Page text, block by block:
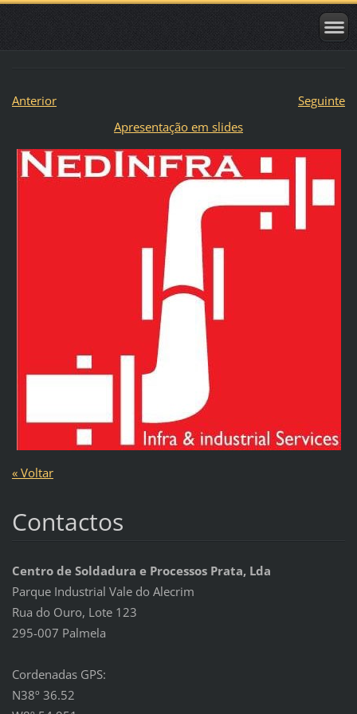
Anterior
Seguinte
Apresentação em slides
« Voltar
Contactos
Centro de Soldadura e Processos Prata, Lda
Parque Industrial Vale do Alecrim
Rua do Ouro, Lote 123
295-007 Palmela
Cordenadas GPS:
N38º 36.52